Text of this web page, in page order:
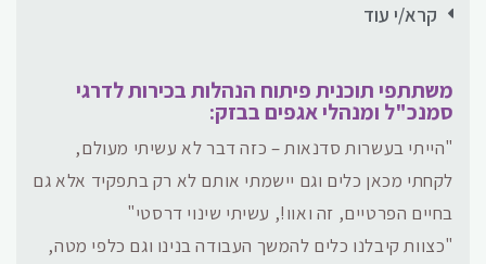
קרא/י עוד
משתתפי תוכנית פיתוח הנהלות בכירות לדרגי
סמנכ"ל ומנהלי אגפים בבזק:
"הייתי בעשרות סדנאות – כזה דבר לא עשיתי מעולם,
לקחתי מכאן כלים וגם יישמתי אותם לא רק בתפקיד אלא גם
בחיים הפרטיים, זה ואוו!, עשיתי שינוי דרסטי"
"כצוות קיבלנו כלים להמשך העבודה בנינו וגם כלפי מטה,